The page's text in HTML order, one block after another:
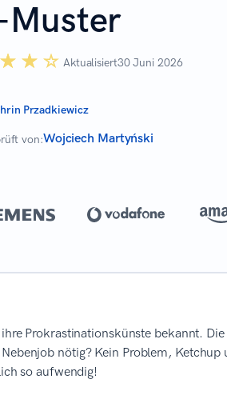
Aktualisiert30 Juni 2026
Przadkiewicz
von:Wojciech Martyński
Prokrastinationskünste bekannt.
nötig? Kein Problem,
so aufwendig!